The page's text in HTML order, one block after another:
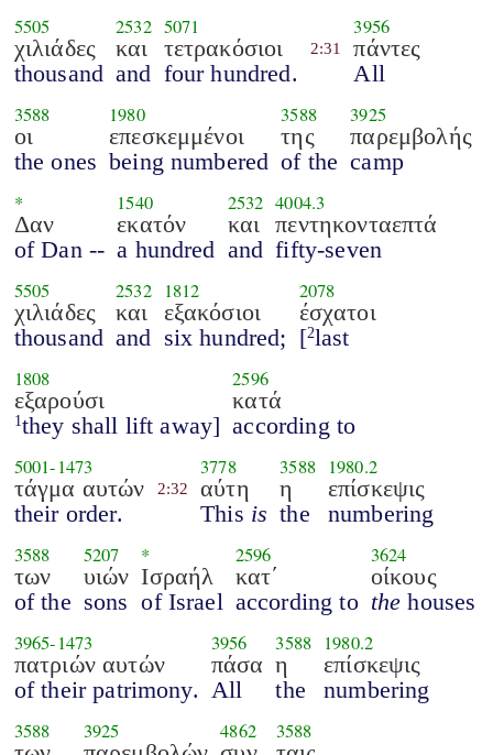
5505
χιλιάδες
thousand
2532
και
and
5071
τετρακόσιοι
four hundred.
2:31
3956
πάντες
All
3588
οι
the ones
1980
επεσκεμμένοι
being numbered
3588
της
of the
3925
παρεμβολής
camp
*
Δαν
of Dan --
1540
εκατόν
a hundred
2532
και
and
4004.3
πεντηκονταεπτά
fifty-seven
5505
χιλιάδες
thousand
2532
και
and
1812
εξακόσιοι
six hundred;
2078
έσχατοι
[2last
1808
εξαρούσι
1 they shall lift away]
2596
κατά
according to
5001-1473
τάγμα αυτών
their order.
2:32
3778
αύτη
This is
3588
η
the
1980.2
επίσκεψις
numbering
3588
των
of the
5207
υιών
sons
*
Ισραήλ
of Israel
2596
κατ΄
according to
3624
οίκους
the houses
3965-1473
πατριών αυτών
of their patrimony.
3956
πάσα
All
3588
η
the
1980.2
επίσκεψις
numbering
3588 3925 4862 3588